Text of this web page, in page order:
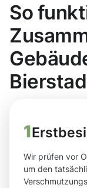
So
1
Wir prüfen vor
um den